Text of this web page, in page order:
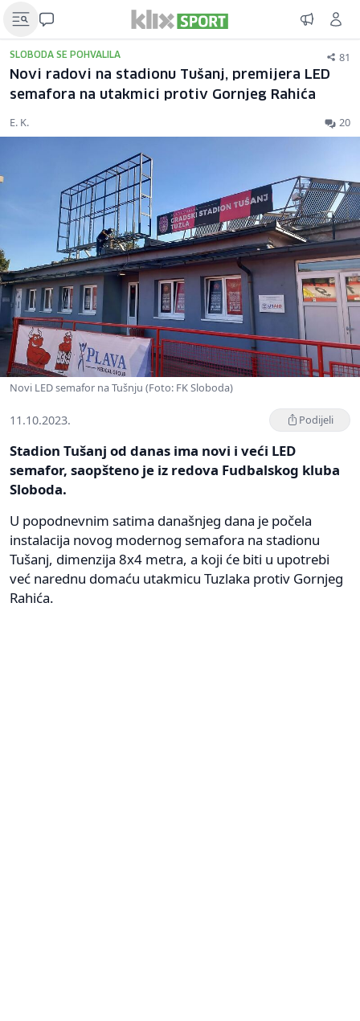
SLOBODA SE POHVALILA 81
Novi radovi na stadionu Tušanj, premijera LED
semafora na utakmici protiv Gornjeg Rahića
E. K. 20
Novi LED semafor na Tušnju (Foto: FK Sloboda)
11.10.2023. Podijeli
Stadion Tušanj od danas ima novi i veći LED
semafor, saopšteno je iz redova Fudbalskog kluba
Sloboda.
U popodnevnim satima današnjeg dana je počela
instalacija novog modernog semafora na stadionu
Tušanj, dimenzija 8x4 metra, a koji će biti u upotrebi
već narednu domaću utakmicu Tuzlaka protiv Gornjeg
Rahića.